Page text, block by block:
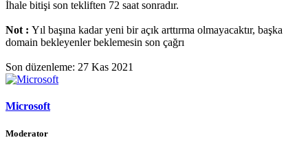
İhale bitişi son tekliften 72 saat sonradır.
Not : Yıl başına kadar yeni bir açık arttırma olmayacaktır, başka
domain bekleyenler beklemesin son çağrı
Son düzenleme: 27 Kas 2021
Microsoft
Moderator